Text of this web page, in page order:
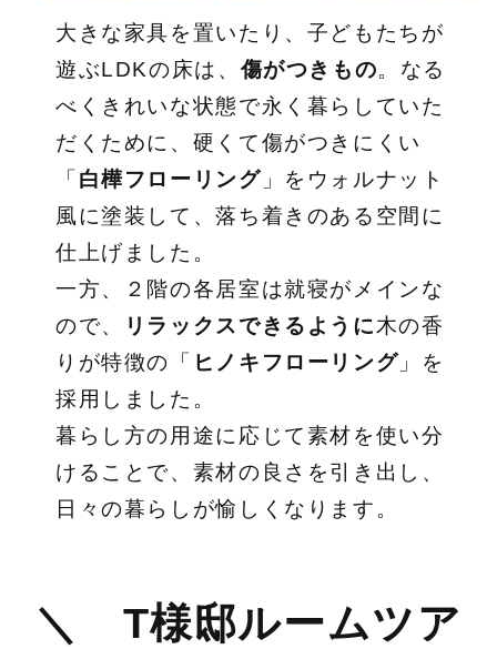
大きな家具を置いたり、子どもたちが
遊ぶLDKの床は、 傷がつきもの。なる
べくきれいな状態で永く暮らしていた
だくために、硬くて傷がつきにくい
「 白樺フローリング 」をウォルナット
風に塗装して、落ち着きのある空間に
仕上げました。
一方、２階の各居室は就寝がメインな
ので、
リラックスできるように木の香
りが特徴の「 ヒノキフローリング 」を
採用しました。
暮らし方の用途に応じて素材を使い分
けることで、素材の良さを引き出し、
日々の暮らしが愉しくなります。
＼ T様邸ルームツア